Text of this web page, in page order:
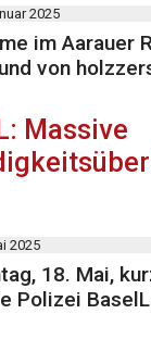
2025
im Aarauer
von
Massive
2025
18. Mai,
Polizei